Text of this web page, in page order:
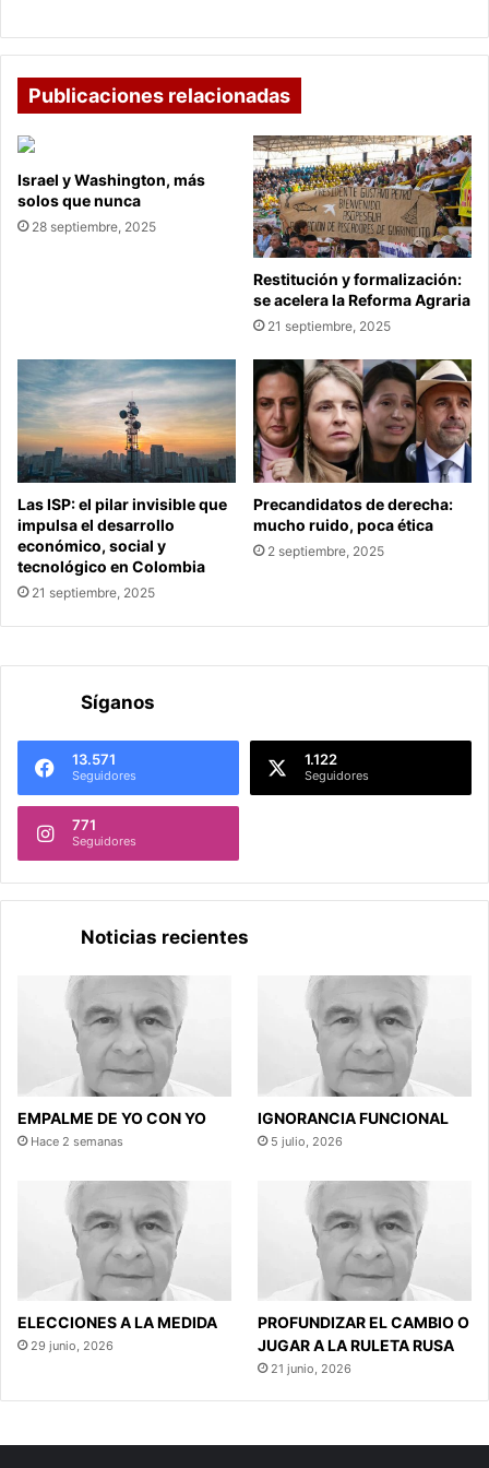
Publicaciones relacionadas
Israel y Washington, más
solos que nunca
28 septiembre, 2025
Restitución y formalización:
se acelera la Reforma Agraria
21 septiembre, 2025
Las ISP: el pilar invisible que
impulsa el desarrollo
económico, social y
tecnológico en Colombia
21 septiembre, 2025
Precandidatos de derecha:
mucho ruido, poca ética
2 septiembre, 2025
Síganos
13.571
Seguidores
1.122
Seguidores
771
Seguidores
Noticias recientes
EMPALME DE YO CON YO
Hace 2 semanas
IGNORANCIA FUNCIONAL
5 julio, 2026
ELECCIONES A LA MEDIDA
29 junio, 2026
PROFUNDIZAR EL CAMBIO O
JUGAR A LA RULETA RUSA
21 junio, 2026